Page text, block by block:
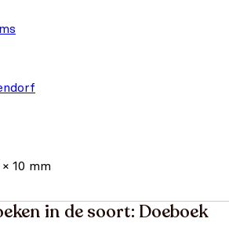
10 mm
in de soort: Doeboek